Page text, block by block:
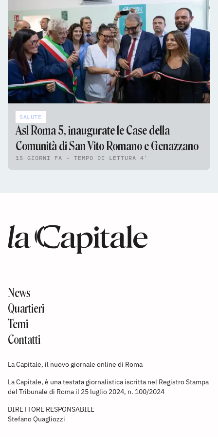
SALUTE
Asl Roma 5, inaugurate le Case della
Comunità di San Vito Romano e Genazzano
15 GIORNI FA - TEMPO DI LETTURA 4'
News
Quartieri
Temi
Contatti
La Capitale, il nuovo giornale online di Roma
La Capitale, è una testata giornalistica iscritta nel Registro Stampa
del Tribunale di Roma il 25 luglio 2024, n. 100/2024
DIRETTORE RESPONSABILE
Stefano Quagliozzi